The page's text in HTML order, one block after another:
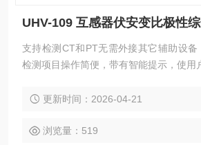
UHV-109 互感器伏安变比极性
支持检测CT和PT无需外接其它辅助设备
检测项目操作简便，带有智能提示，使用
更新时间：2026-04-21
浏览量：519